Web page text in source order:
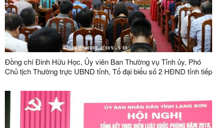
Đồng chí Đinh Hữu Học, Ủy viên Ban Thường vụ Tỉnh ủy, Phó
Chủ tịch Thường trực UBND tỉnh, Tổ đại biểu số 2 HĐND tỉnh tiếp